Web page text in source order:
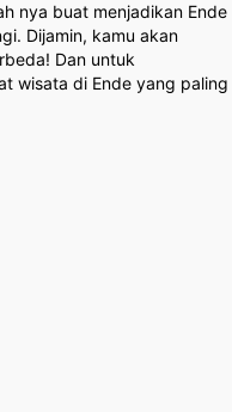
nya buat menjadikan Ende
Dijamin, kamu akan
Dan untuk
wisata di Ende yang paling